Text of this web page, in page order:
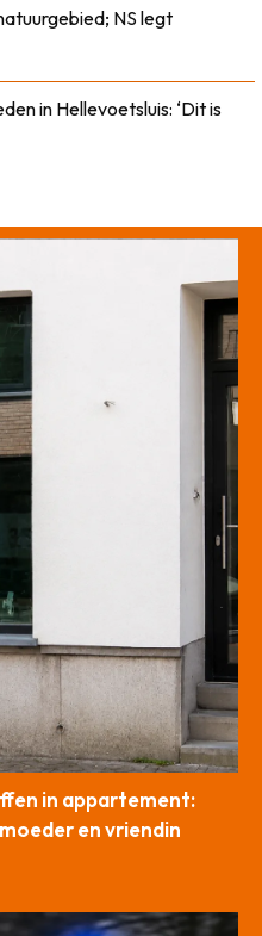
NS legt
in Hellevoetsluis: ‘Dit is
in appartement:
en vriendin